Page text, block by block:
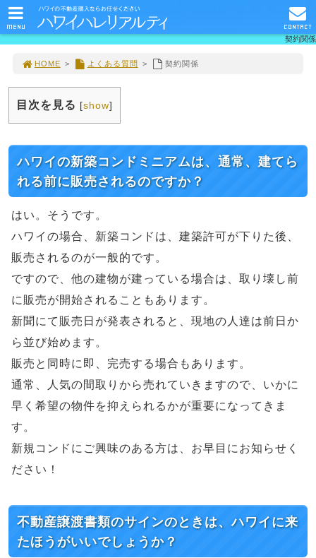
契約関係
HOME > よくある質問 > 契約関係
目次を見る [show]
ハワイの新築コンドミニアムは、通常、建てら
れる前に販売されるのですか？
はい。そうです。
ハワイの場合、新築コンドは、建築許可が下りた後、
販売されるのが一般的です。
ですので、他の建物が建っている場合は、取り壊し前
に販売が開始されることもあります。
新聞にて販売日が発表されると、現地の人達は前日か
ら並び始めます。
販売と同時に即、完売する場合もあります。
通常、人気の間取りから売れていきますので、いかに
早く希望の物件を抑えられるかが重要になってきま
す。
新規コンドにご興味のある方は、お早目にお知らせく
ださい！
不動産譲渡書類のサインのときは、ハワイに来
たほうがいいでしょうか？
MENU CONTACT